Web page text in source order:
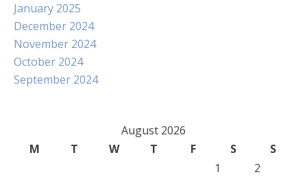
January 2025
December 2024
November 2024
October 2024
September 2024
August 2026
M
T W T F S
S
1
2